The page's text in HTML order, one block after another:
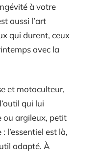
à votre
aussi l’art
qui durent, ceux
avec la
et motoculteur,
qui lui
ou argileux, petit
l’essentiel est là,
adapté. À